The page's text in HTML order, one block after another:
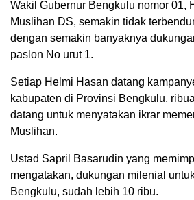
Wakil Gubernur Bengkulu nomor 01,
Muslihan DS, semakin tidak
dengan semakin banyaknya
paslon No urut 1.
Setiap Helmi Hasan datang
kabupaten di Provinsi Bengkulu,
datang untuk menyatakan ikrar
Muslihan.
Ustad Sapril Basarudin yang
mengatakan, dukungan milenial
Bengkulu, sudah lebih 10 ribu.